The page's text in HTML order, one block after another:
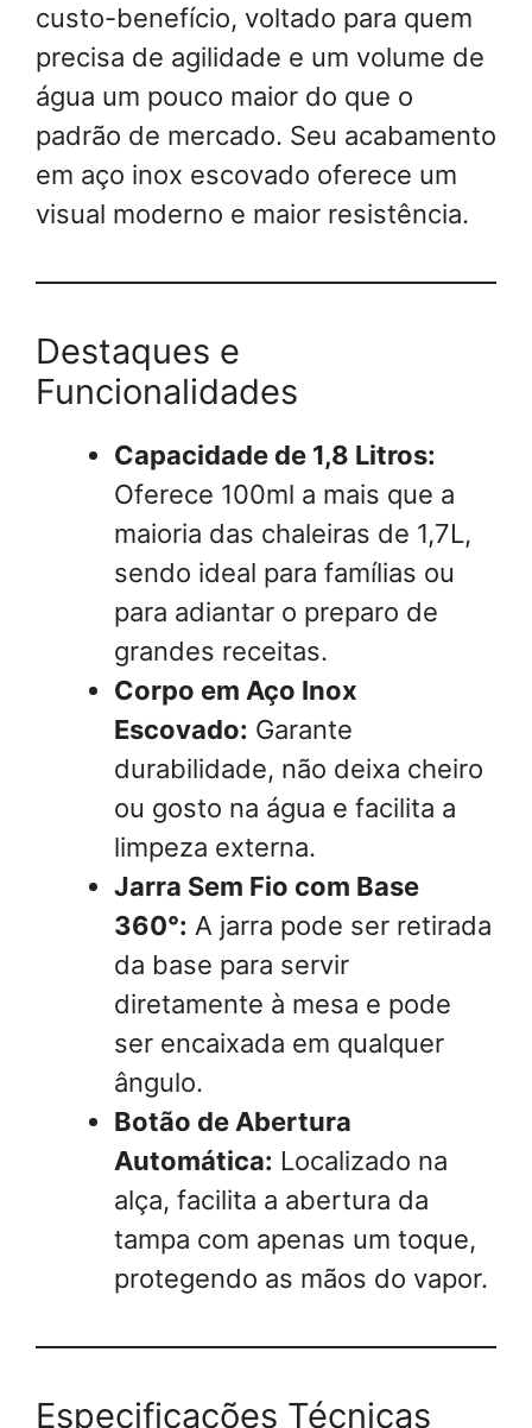
custo-benefício, voltado para quem
precisa de agilidade e um volume de
água um pouco maior do que o
padrão de mercado. Seu acabamento
em aço inox escovado oferece um
visual moderno e maior resistência.
Destaques e
Funcionalidades
Capacidade de 1,8 Litros:
Oferece 100ml a mais que a
maioria das chaleiras de 1,7L,
sendo ideal para famílias ou
para adiantar o preparo de
grandes receitas.
Corpo em Aço Inox
Escovado: Garante
durabilidade, não deixa cheiro
ou gosto na água e facilita a
limpeza externa.
Jarra Sem Fio com Base
360°: A jarra pode ser retirada
da base para servir
diretamente à mesa e pode
ser encaixada em qualquer
ângulo.
Botão de Abertura
Automática: Localizado na
alça, facilita a abertura da
tampa com apenas um toque,
protegendo as mãos do vapor.
Especificações Técnicas